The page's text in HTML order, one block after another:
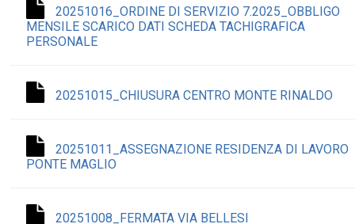
20251016_ORDINE DI SERVIZIO 7.2025_OBBLIGO
MENSILE SCARICO DATI SCHEDA TACHIGRAFICA
PERSONALE
20251015_CHIUSURA CENTRO MONTE RINALDO
20251011_ASSEGNAZIONE RESIDENZA DI LAVORO
PONTE MAGLIO
20251008_FERMATA VIA BELLESI